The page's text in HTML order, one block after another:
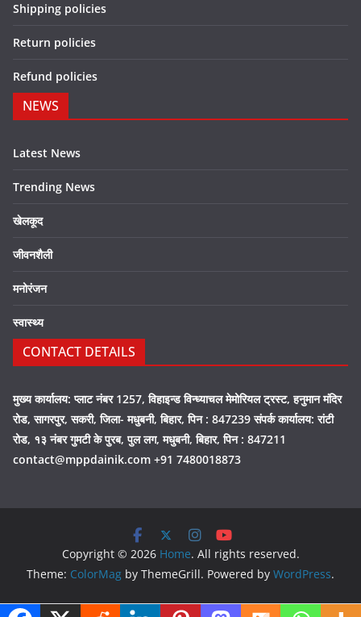
Shipping policies
Return policies
Refund policies
NEWS
Latest News
Trending News
खेलकूद
जीवनशैली
मनोरंजन
स्वास्थ्य
CONTACT DETAILS
मुख्य कार्यालय: प्लाट नंबर 1257, विहाइन्ड विन्ध्याचल मेमोरियल ट्रस्ट, हनुमान मंदिर
रोड, सागरपुर, सकरी, जिला- मधुबनी, बिहार, पिन : 847239 संपर्क कार्यालय: रांटी
रोड, १३ नंबर गुमटी के पुरब, पुल लग, मधुबनी, बिहार, पिन : 847211
contact@mppdainik.com +91 7480018873
Copyright © 2026 Home. All rights reserved.
Theme: ColorMag by ThemeGrill. Powered by WordPress.